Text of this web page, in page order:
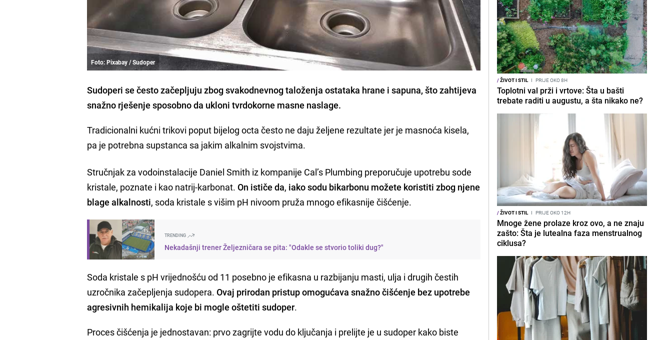
Foto: Pixabay / Sudoper
Sudoperi se često začepljuju zbog svakodnevnog taloženja ostataka hrane i sapuna, što zahtijeva
snažno rješenje sposobno da ukloni tvrdokorne masne naslage.
Tradicionalni kućni trikovi poput bijelog octa često ne daju željene rezultate jer je masnoća kisela,
pa je potrebna supstanca sa jakim alkalnim svojstvima.
Stručnjak za vodoinstalacije Daniel Smith iz kompanije Cal’s Plumbing preporučuje upotrebu sode
kristale, poznate i kao natrij-karbonat.On ističe da, iako sodu bikarbonu možete koristiti zbog njene
blage alkalnosti, soda kristale s višim pH nivoom pruža mnogo efikasnije čišćenje.
TRENDING
Nekadašnji trener Željezničara se pita: "Odakle se stvorio toliki dug?"
Soda kristale s pH vrijednošću od 11 posebno je efikasna u razbijanju masti, ulja i drugih čestih
uzročnika začepljenja sudopera.Ovaj prirodan pristup omogućava snažno čišćenje bez upotrebe
agresivnih hemikalija koje bi mogle oštetiti sudoper.
Proces čišćenja je jednostavan: prvo zagrijte vodu do ključanja i prelijte je u sudoper kako biste
/ŽIVOT I STIL I PRIJE OKO 8H
Toplotni val prži i vrtove: Šta u bašti
trebate raditi u augustu, a šta nikako ne?
/ŽIVOT I STIL I PRIJE OKO 12H
Mnoge žene prolaze kroz ovo, a ne znaju
zašto: Šta je lutealna faza menstrualnog
ciklusa?